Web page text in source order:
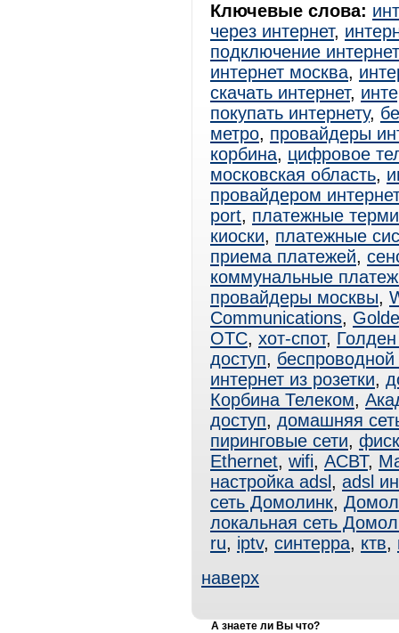
Ключевые слова:
через интернет,
подключение
интернет москва,
скачать интернет,
покупать интернету,
метро, провайдеры
корбина, цифровое
московская область,
провайдером
port, платежные
киоски, платежные
приема платежей,
коммунальные
провайдеры москвы,
Communications,
ОТС, хот-спот,
доступ, беспроводной
интернет из розетки,
Корбина Телеком,
доступ, домашняя
пиринговые сети,
Ethernet, wifi, АСВТ,
настройка adsl , adsl
сеть Домолинк,
локальная сеть
ru, iptv, синтерра, ктв,
наверх
А знаете ли Вы что?